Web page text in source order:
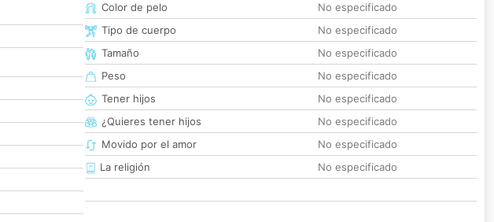
Color de pelo
No especificado
Tipo de cuerpo
No especificado
Tamaño
No especificado
Peso
No especificado
Tener hijos
No especificado
¿Quieres tener hijos
No especificado
Movido por el amor
No especificado
La religión
No especificado